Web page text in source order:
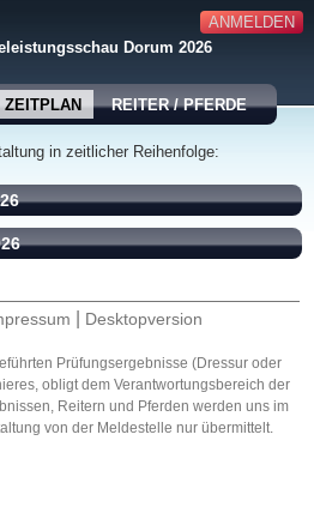
ANMELDEN
Dorum 2026
ZEITPLAN REITER / PFERDE
in zeitlicher Reihenfolge:
Desktopversion
Prüfungsergebnisse (Dressur oder
obligt dem Verantwortungsbereich der
Reitern und Pferden werden uns im
von der Meldestelle nur übermittelt.